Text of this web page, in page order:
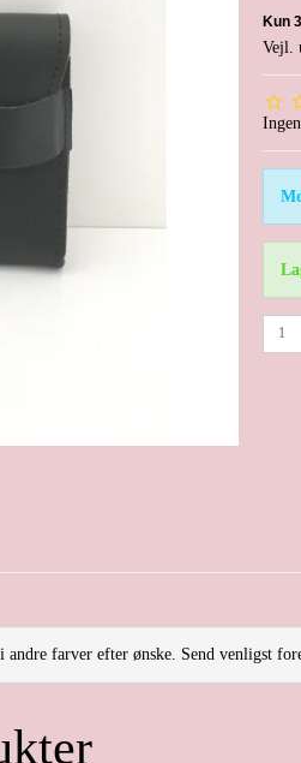
Vejl.
farver efter ønske. Send venligst